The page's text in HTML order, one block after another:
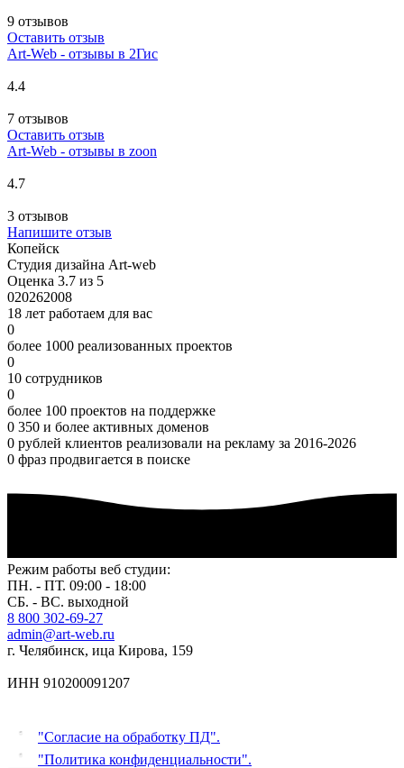
9 отзывов
Оставить отзыв
Art-Web - отзывы в 2Гис
4.4
7 отзывов
Оставить отзыв
Art-Web - отзывы в zoon
4.7
3 отзывов
Напишите отзыв
Копейск
Студия дизайна Art-web
Оценка 3.7 из 5
020262008
18 лет работаем для вас
0
более 1000 реализованных проектов
0
10 сотрудников
0
более 100 проектов на поддержке
0 350 и более активных доменов
0 рублей клиентов реализовали на рекламу за 2016-2026
0 фраз продвигается в поиске
Режим работы веб студии:
ПН. - ПТ. 09:00 - 18:00
СБ. - ВС. выходной
8 800 302-69-27
admin@art-web.ru
г. Челябинск, ица Кирова, 159
ИНН 910200091207
"Согласие на обработку ПД".
"Политика конфиденциальности".